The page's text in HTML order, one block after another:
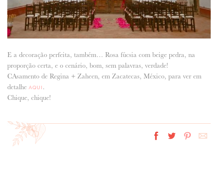
E a decoração perfeita, também… Rosa fúcsia com beige pedra, na
proporção certa, e o cenário, bom, sem palavras, verdade!
CAsamento de Regina + Zaheen, em Zacatecas, México, para ver em
detalhe AQUI .
Chique, chique!